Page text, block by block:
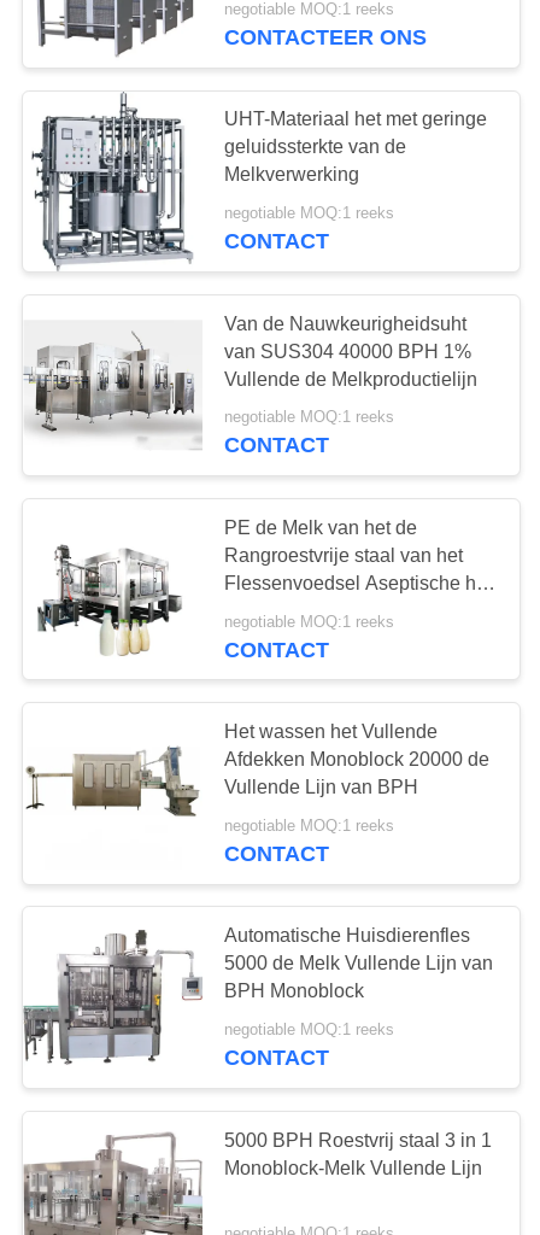
negotiable MOQ:1 reeks
CONTACTEER ONS
UHT-Materiaal het met geringe
geluidssterkte van de
Melkverwerking
negotiable MOQ:1 reeks
CONTACT
Van de Nauwkeurigheidsuht
van SUS304 40000 BPH 1%
Vullende de Melkproductielijn
negotiable MOQ:1 reeks
CONTACT
PE de Melk van het de
Rangroestvrije staal van het
Flessenvoedsel Aseptische het
Vullen Machine
negotiable MOQ:1 reeks
CONTACT
Het wassen het Vullende
Afdekken Monoblock 20000 de
Vullende Lijn van BPH
negotiable MOQ:1 reeks
CONTACT
Automatische Huisdierenfles
5000 de Melk Vullende Lijn van
BPH Monoblock
negotiable MOQ:1 reeks
CONTACT
5000 BPH Roestvrij staal 3 in 1
Monoblock-Melk Vullende Lijn